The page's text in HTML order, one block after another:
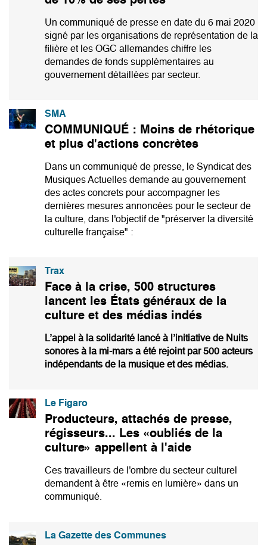
Un communiqué de presse en date du 6 mai 2020
signé par les organisations de représentation de la
filière et les OGC allemandes chiffre les
demandes de fonds supplémentaires au
gouvernement détaillées par secteur.
SMA
COMMUNIQUÉ : Moins de rhétorique
et plus d'actions concrètes
Dans un communiqué de presse, le Syndicat des
Musiques Actuelles demande au gouvernement
des actes concrets pour accompagner les
dernières mesures annoncées pour le secteur de
la culture, dans l'objectif de "préserver la diversité
culturelle française" :
Trax
Face à la crise, 500 structures
lancent les États généraux de la
culture et des médias indés
L’appel à la solidarité lancé à l’initiative de Nuits
sonores à la mi-marsa été rejoint par 500 acteurs
indépendants de la musique et des médias.
Le Figaro
Producteurs, attachés de presse,
régisseurs... Les «oubliés de la
culture» appellent à l'aide
Ces travailleurs de l'ombre du secteur culturel
demandent à être «remis en lumière» dans un
communiqué.
La Gazette des Communes